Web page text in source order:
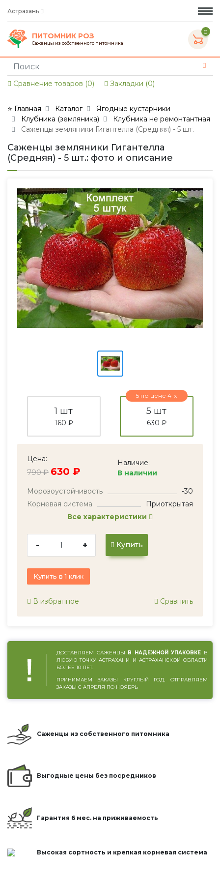
Астрахань
ПИТОМНИК РОЗ
Саженцы из собственного питомника
0
Сравнение товаров (0) Закладки (0)
⭐ Главная Каталог
Ягодные кустарники
Клубника (земляника)
Клубника не ремонтантная
Саженцы земляники Гигантелла (Средняя) - 5 шт.
Саженцы земляники Гигантелла
(Средняя) - 5 шт.: фото и описание
1 шт
160 ₽
5 по цене 4-х
5 шт
630 ₽
Цена:
790 ₽ 630 ₽
Наличие:
В наличии
Морозоустойчивость
-30
Корневая система
Приоткрытая
Все характеристики
- + Купить
Купить в 1 клик
В избранное Сравнить
ДОСТАВЛЯЕМ САЖЕНЦЫ В НАДЕЖНОЙ УПАКОВКЕ В
ЛЮБУЮ ТОЧКУ АСТРАХАНИ И АСТРАХАНСКОЙ ОБЛАСТИ
БОЛЕЕ 10 ЛЕТ.
ПРИНИМАЕМ ЗАКАЗЫ КРУГЛЫЙ ГОД, ОТПРАВЛЯЕМ
ЗАКАЗЫ С АПРЕЛЯ ПО НОЯБРЬ
Саженцы из собственного питомника
Выгодные цены без посредников
Гарантия 6 мес. на приживаемость
Высокая сортность и крепкая корневая система